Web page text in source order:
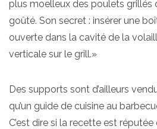
plus moelleux des poulets grillés
goûté. Son secret : insérer une
ouverte dans la cavité de la
verticale sur le grill.»
Des supports sont d’ailleurs
qu’un guide de cuisine au
C’est dire si la recette est